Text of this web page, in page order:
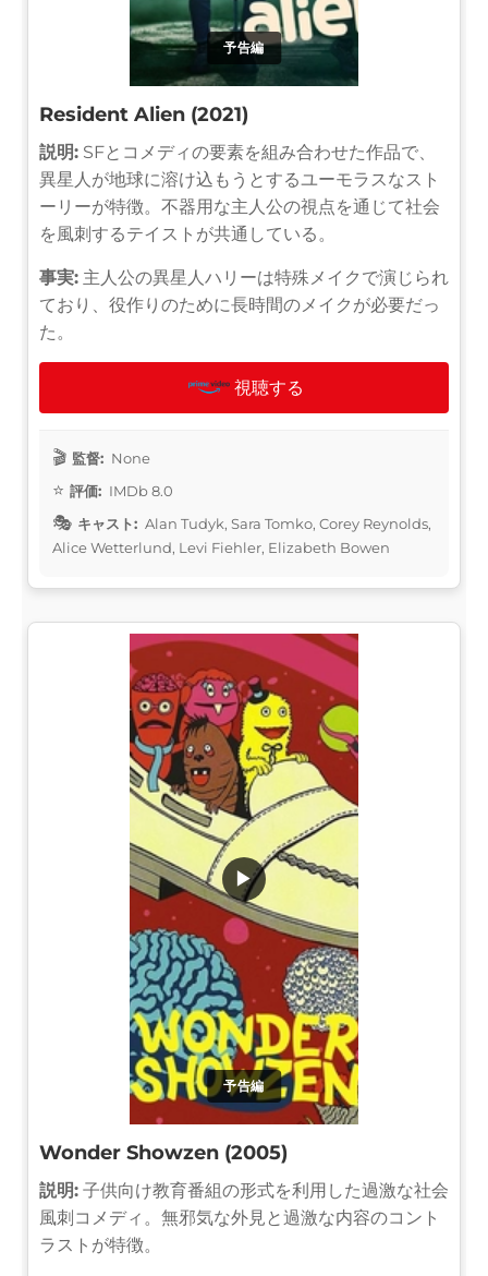
予告編
Resident Alien (2021)
説明: SFとコメディの要素を組み合わせた作品で、
異星人が地球に溶け込もうとするユーモラスなスト
ーリーが特徴。不器用な主人公の視点を通じて社会
を風刺するテイストが共通している。
事実: 主人公の異星人ハリーは特殊メイクで演じられ
ており、役作りのために長時間のメイクが必要だっ
た。
視聴する
監督: None
評価: IMDb 8.0
キャスト: Alan Tudyk, Sara Tomko, Corey Reynolds,
Alice Wetterlund, Levi Fiehler, Elizabeth Bowen
予告編
▶
Wonder Showzen (2005)
説明: 子供向け教育番組の形式を利用した過激な社会
風刺コメディ。無邪気な外見と過激な内容のコント
ラストが特徴。